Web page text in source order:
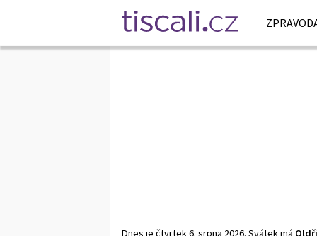
Dnes je čtvrtek6. srpna 2026. Svátek má